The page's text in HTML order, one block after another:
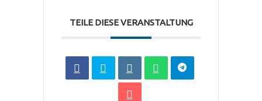
TEILE DIESE VERANSTALTUNG